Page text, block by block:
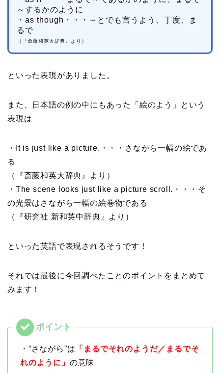
～するかのように
・as though・・・～とでも言うよう、丁度、ま
るで
（『斎藤和英大辞典』より）
といった表現がありました。
また、日本語の例の中にもあった「絵のよう」という
表現は
・It is just like a picture.・・・さながら一幅の絵であ
る
（『斎藤和英大辞典』より）
・The scene looks just like a picture scroll.・・・そ
の光景はさながら一幅の絵巻物である
（『研究社 新和英中辞典』より）
といった英語で表現されるそうです！
それでは最後に今回調べたことのポイントをまとめて
みます！
・“さながら”は 「 まるでそれのようだ／まるでそ
れのように」 の意味